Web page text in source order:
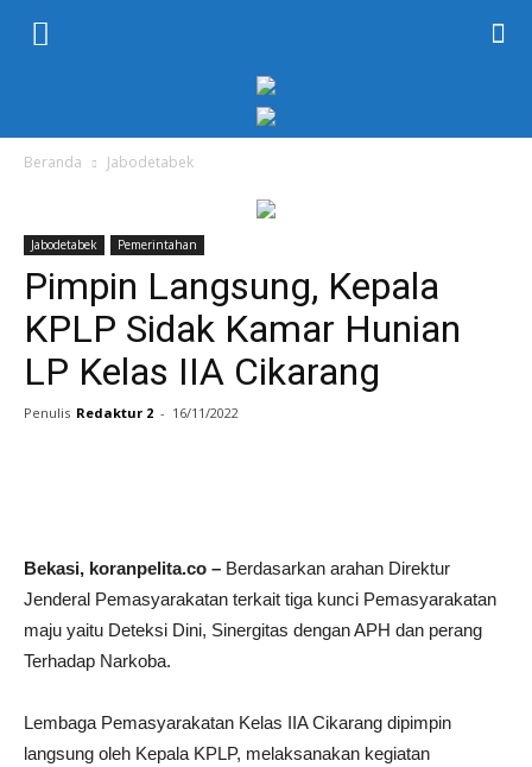
Beranda Jabodetabek
Jabodetabek Pemerintahan
Pimpin Langsung, Kepala
KPLP Sidak Kamar Hunian
LP Kelas IIA Cikarang
Penulis Redaktur 2 - 16/11/2022
Bekasi, koranpelita.co – Berdasarkan arahan Direktur
Jenderal Pemasyarakatan terkait tiga kunci Pemasyarakatan
maju yaitu Deteksi Dini, Sinergitas dengan APH dan perang
Terhadap Narkoba.
Lembaga Pemasyarakatan Kelas IIA Cikarang dipimpin
langsung oleh Kepala KPLP, melaksanakan kegiatan